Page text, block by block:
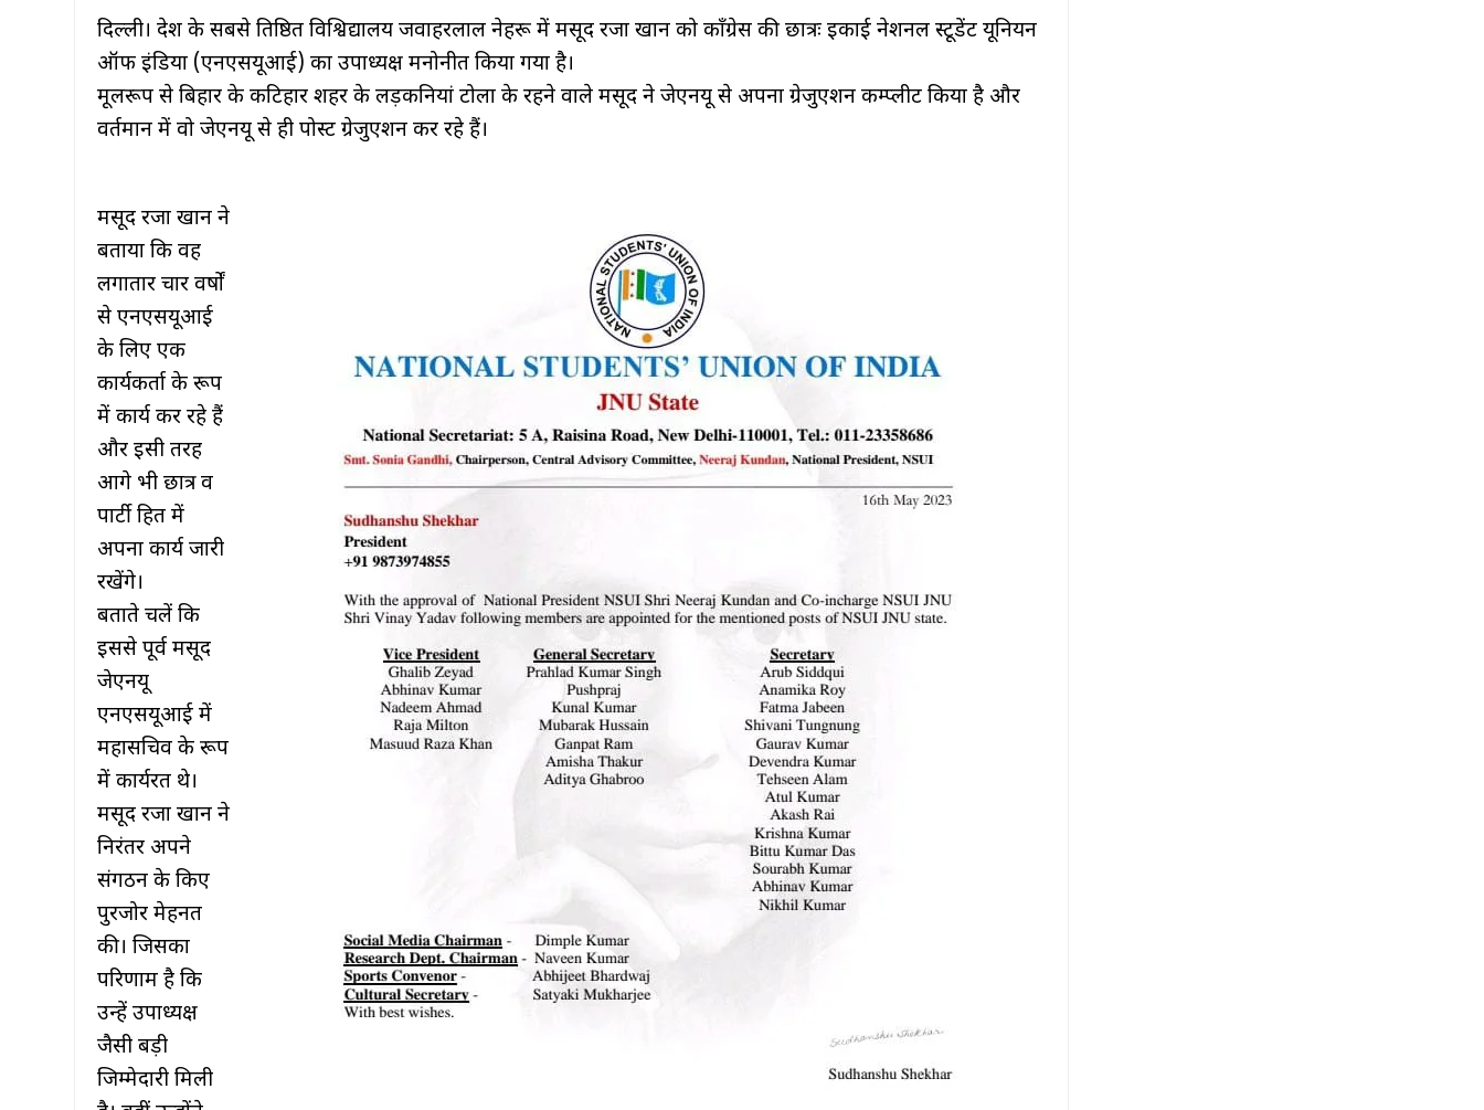
दिल्ली। देश के सबसे प्रतिष्ठित विश्विद्यालय जवाहरलाल नेहरू में मसूद रजा खान को कॉंग्रेस की छात्रः इकाई नेशनल स्टूडेंट यूनियन
ऑफ इंडिया (एनएसयूआई) का उपाध्यक्ष मनोनीत किया गया है।
मूलरूप से बिहार के कटिहार शहर के लड़कनियां टोला के रहने वाले मसूद ने जेएनयू से अपना ग्रेजुएशन कम्प्लीट किया है और
वर्तमान में वो जेएनयू से ही पोस्ट ग्रेजुएशन कर रहे हैं।
मसूद रजा खान ने
बताया कि वह
लगातार चार वर्षों
से एनएसयूआई
के लिए एक
कार्यकर्ता के रूप
में कार्य कर रहे हैं
और इसी तरह
आगे भी छात्र व
पार्टी हित में
अपना कार्य जारी
रखेंगे।
बताते चलें कि
इससे पूर्व मसूद
जेएनयू
एनएसयूआई में
महासचिव के रूप
में कार्यरत थे।
मसूद रजा खान ने
निरंतर अपने
संगठन के किए
पुरजोर मेहनत
की। जिसका
परिणाम है कि
उन्हें उपाध्यक्ष
जैसी बड़ी
जिम्मेदारी मिली